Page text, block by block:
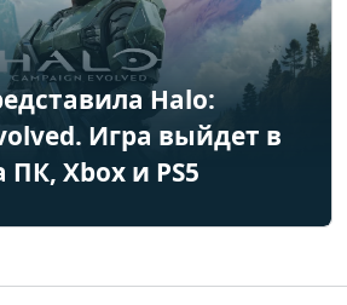
Halo:
Игра выйдет в
ПК, Xbox и PS5